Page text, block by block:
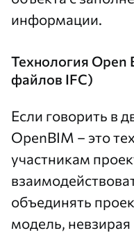
информации.
Технология Open
файлов IFC)
Если говорить в
OpenBIM – это
участникам
объединять
модель,